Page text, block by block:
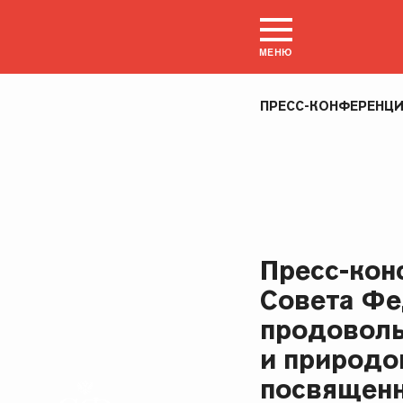
МЕНЮ
ПРЕСС-
Пресс-
Совета
и